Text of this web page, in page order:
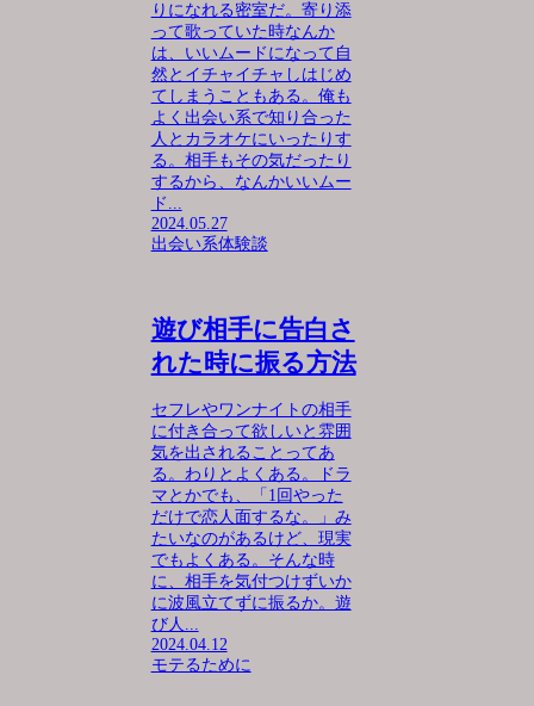
りになれる密室だ。寄り添
って歌っていた時なんか
は、いいムードになって自
然とイチャイチャしはじめ
てしまうこともある。俺も
よく出会い系で知り合った
人とカラオケにいったりす
る。相手もその気だったり
するから、なんかいいムー
ド...
2024.05.27
出会い系体験談
遊び相手に告白さ
れた時に振る方法
セフレやワンナイトの相手
に付き合って欲しいと雰囲
気を出されることってあ
る。わりとよくある。ドラ
マとかでも、「1回やった
だけで恋人面するな。」み
たいなのがあるけど、現実
でもよくある。そんな時
に、相手を気付つけずいか
に波風立てずに振るか。遊
び人...
2024.04.12
モテるために